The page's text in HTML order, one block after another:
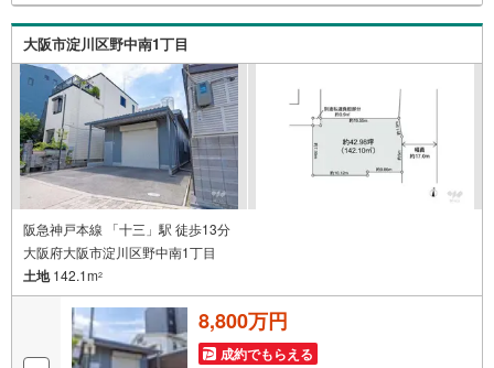
いて】■駐車場完備。お車でのご来場も可能です。■キッズ
スペースもございますので、小さなお子様がいらっしゃる
ご家族もお気軽にご来場ください！【営業時間 10:00～19:
00】（定休日なし）火曜日・水曜日も営業しております。
大阪市淀川区野中南1丁目
阪急神戸本線 「十三」駅 徒歩13分
大阪府大阪市淀川区野中南1丁目
土地142.1m2
8,800万円
成約でもらえる